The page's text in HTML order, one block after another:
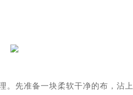
先准备一块柔软干净的布，沾